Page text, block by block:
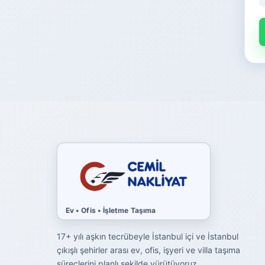
Ev • Ofis • İşletme Taşıma
17+ yılı aşkın tecrübeyle İstanbul içi ve İstanbul
çıkışlı şehirler arası ev, ofis, işyeri ve villa taşıma